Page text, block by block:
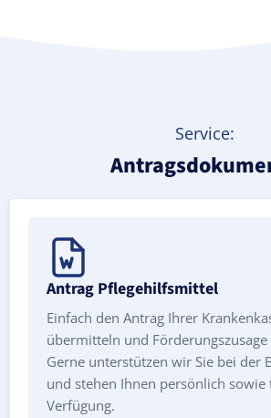
Service:
Antrag Pflegehilfsmittel
Einfach den Antrag Ihrer
übermitteln und
Gerne unterstützen wir Sie bei der
und stehen Ihnen persönlich
Verfügung.